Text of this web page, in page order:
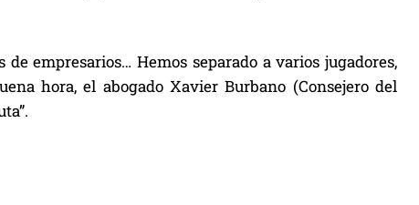
empresarios… Hemos separado a varios jugadores,
hora, el abogado Xavier Burbano (Consejero del